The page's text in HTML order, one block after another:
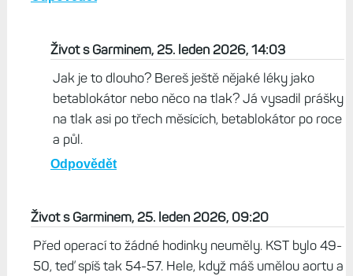
Život s Garminem, 25. leden 2026, 14:03
Jak je to dlouho? Bereš ještě nějaké léky jako
betablokátor nebo něco na tlak? Já vysadil prášky
na tlak asi po třech měsících, betablokátor po roce
a půl.
Odpovědět
Život s Garminem, 25. leden 2026, 09:20
Před operací to žádné hodinky neuměly. KST bylo 49-
50, teď spíš tak 54-57. Hele, když máš umělou aortu a